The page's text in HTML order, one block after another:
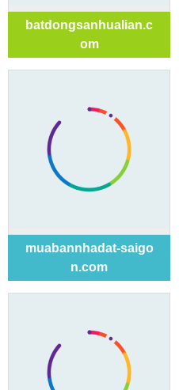
batdongsanhualian.c
om
muabannhadat-saigo
n.com